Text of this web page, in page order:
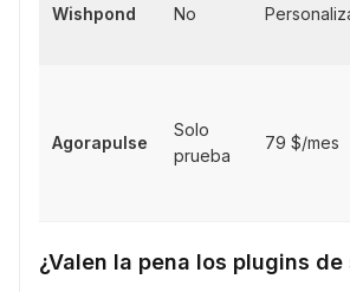
Wishpond No
Agorapulse
Solo
prueba
79 $/mes
¿Valen la pena los plugins